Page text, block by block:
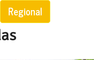
Regional